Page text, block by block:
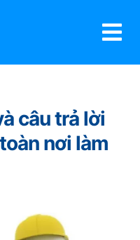
câu trả lời
nơi làm